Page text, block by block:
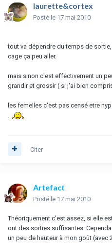
laurette&cortex
Posté le 17 mai 2010
tout va dépendre du temps de
cage ça peu aller.
mais sinon c'est effectivement un
grandir et grossir ( si j'ai bien
les femelles c'est pas censé etre
Citer
Artefact
Posté le 17 mai 2010
Théoriquement c'est assez, si elle
ont des sorties suffisantes.
un peu de hauteur à mon goût (avec